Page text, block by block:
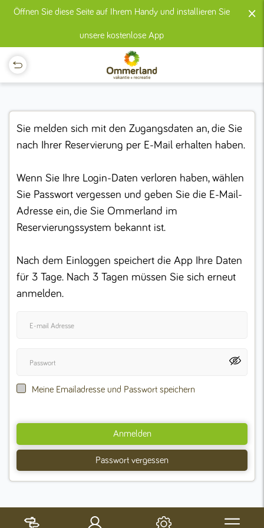
Öffnen Sie diese Seite auf Ihrem Handy und installieren Sie
unsere kostenlose App
×
Sie melden sich mit den Zugangsdaten an, die Sie
nach Ihrer Reservierung per E-Mail erhalten haben.
Wenn Sie Ihre Login-Daten verloren haben, wählen
Sie Passwort vergessen und geben Sie die E-Mail-
Adresse ein, die Sie Ommerland im
Reservierungssystem bekannt ist.
Nach dem Einloggen speichert die App Ihre Daten
für 3 Tage. Nach 3 Tagen müssen Sie sich erneut
anmelden.
Meine Emailadresse und Passwort speichern
Passwort vergessen
Anmelden